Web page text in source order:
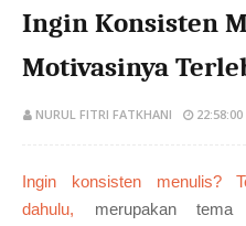
Ingin Konsisten
Motivasinya
NURUL FITRI FATKHANI 22:58:00
Ingin konsisten menulis?
dahulu, merupakan